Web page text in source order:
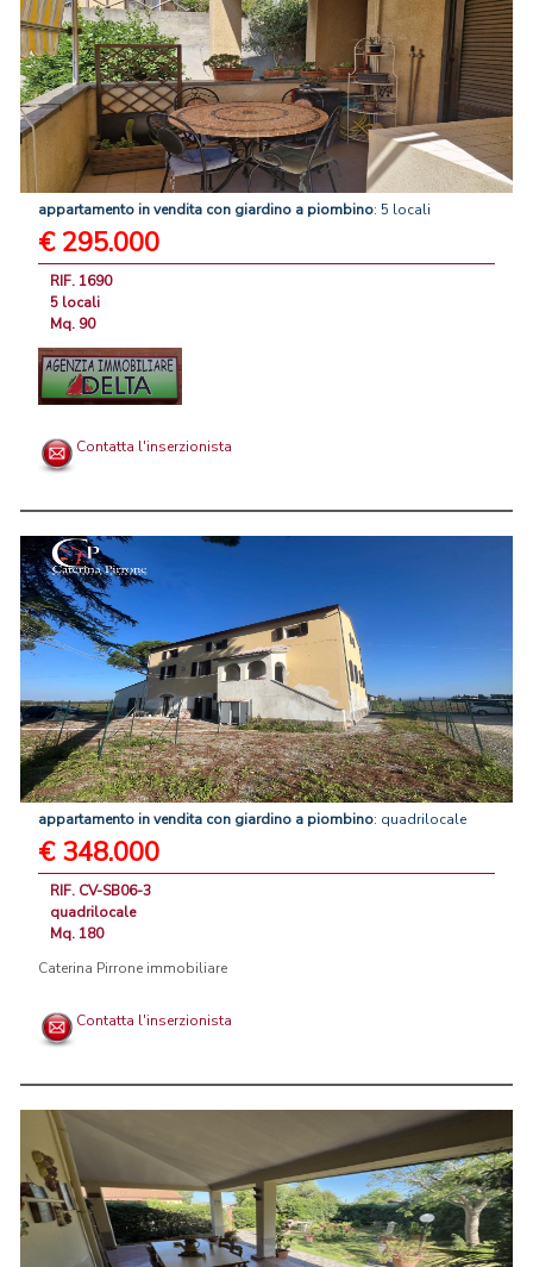
appartamento invendita con giardino a piombino: 5 locali
€ 295.000
RIF. 1690
5 locali
Mq. 90
Contatta l'inserzionista
appartamento invendita con giardino a piombino: quadrilocale
€ 348.000
RIF. CV-SB06-3
quadrilocale
Mq. 180
Caterina Pirrone immobiliare
Contatta l'inserzionista